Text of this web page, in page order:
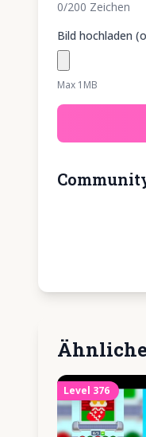
0/200 Zeichen
Bild hochladen
Max 1MB
Level 376